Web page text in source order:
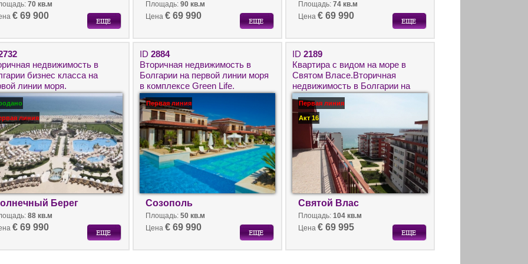
70 кв.м
€ 69 900
Площадь: 90 кв.м
Цена € 69 990
Площадь: 74 кв.м
Цена € 69 990
недвижимость в
бизнес класса на
линии моря.
квартира на
Берегу в комплексе
Beach Resort.
линия
Берег
88 кв.м
€ 69 990
ID 2884
Вторичная недвижимость в
Болгарии на первой линии моря
в комплексе Green Life.
Квартира в Созополь с видом
на море.
Первая линия
Созополь
Площадь: 50 кв.м
Цена € 69 990
ID 2189
Квартира с видом на море в
Святом Власе.Вторичная
недвижимость в Болгарии на
первой линии от моря.
Первая линия
Акт 16
Святой Влас
Площадь: 104 кв.м
Цена € 69 995